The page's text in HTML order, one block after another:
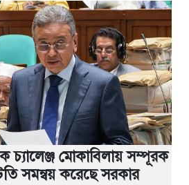
চ্যালেঞ্জ মোকাবিলায় সম্পূরক
সমন্বয় করেছে সরকার